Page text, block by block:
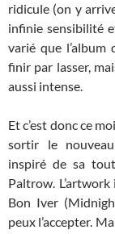
ridicule (on y
infinie sensibilité
varié que
finir par lasser,
aussi intense.
Et c’est donc ce
sortir le nouveau
inspiré de sa
Paltrow.
Bon Iver
peux l’accepter.